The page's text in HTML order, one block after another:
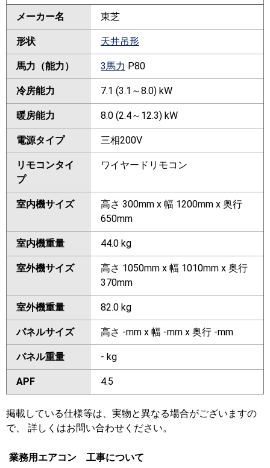
メーカー名 東芝
形状 天井吊形
馬力（能力） 3馬力 P80
冷房能力 7.1 (3.1～8.0) kW
暖房能力 8.0 (2.4～12.3) kW
電源タイプ 三相200V
リモコンタイ
プ
ワイヤードリモコン
室内機サイズ
高さ 300mm x 幅 1200mm x 奥行
650mm
室内機重量 44.0 kg
室外機サイズ
高さ 1050mm x 幅 1010mm x 奥行
370mm
室外機重量 82.0 kg
パネルサイズ 高さ -mm x 幅 -mm x 奥行 -mm
パネル重量 - kg
APF 4.5
掲載している仕様等は、実物と異なる場合がございますの
で、 詳しくはお問い合わせください。
業務用エアコン 工事について